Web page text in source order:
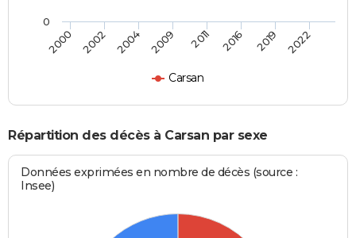
Carsan
2000 2002 2004 2009 2011 2016 2019 2022
0
Répartition des décès à Carsan par sexe
Données exprimées en nombre de décès (source :
Insee)